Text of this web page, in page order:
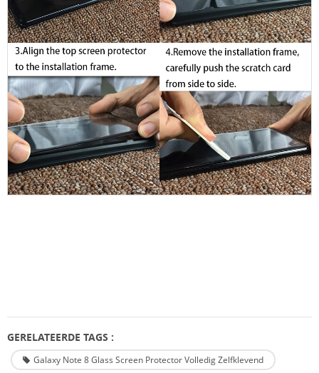
GERELATEERDE TAGS :
Galaxy Note 8 Glass Screen Protector Volledig Zelfklevend